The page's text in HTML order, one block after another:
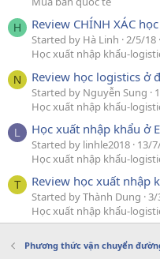
H Review CHÍNH XÁC
Started by Hà Linh 2/5/18
Học xuất nhập khẩu-
N Review học logistics ở
Started by Nguyễn Sung
Học xuất nhập khẩu-
L Học xuất nhập khẩu ở
Started by linhle2018 13/
Học xuất nhập khẩu-
T Review học xuất nhập
Started by Thành Dung 3/
Học xuất nhập khẩu-
Phương thức vận chuyển